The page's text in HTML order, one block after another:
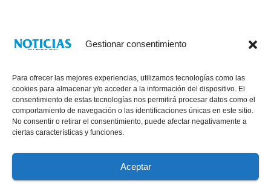
Gestionar consentimiento
Para ofrecer las mejores experiencias, utilizamos tecnologías como las
cookies para almacenar y/o acceder a la información del dispositivo. El
consentimiento de estas tecnologías nos permitirá procesar datos como el
comportamiento de navegación o las identificaciones únicas en este sitio.
No consentir o retirar el consentimiento, puede afectar negativamente a
ciertas características y funciones.
Aceptar
® Derechos Reservados 2026|
Chiapas. VENTAS: 961 6120154